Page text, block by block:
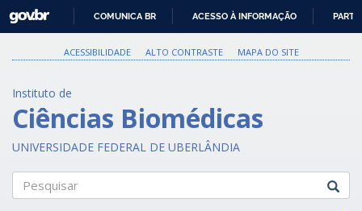
PARA
O
GOVBR
COMUNICA BR ACESSO À INFORMAÇÃO
ACESSIBILIDADE ALTO CONTRASTE MAPA DO SITE
Instituto de
Ciências Biomédicas
UNIVERSIDADE FEDERAL DE UBERLÂNDIA